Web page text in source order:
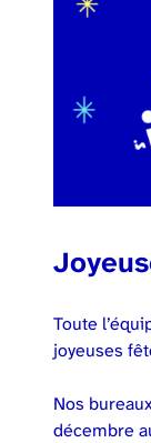
Toute
joyeuses
Nos
décembre